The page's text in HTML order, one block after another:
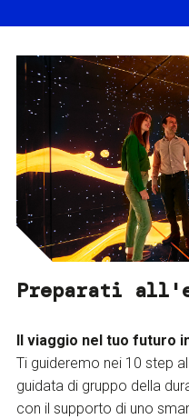
Preparati
Il viaggio nel tuo futuro
Ti guideremo nei 10 step
guidata di gruppo della
con il supporto di uno